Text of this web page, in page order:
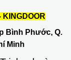
Bình Phước, Q.
Minh